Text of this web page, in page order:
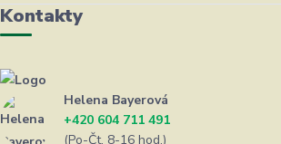
Kontakty
Helena Bayerová
+420 604 711 491
(Po-Čt, 8-16 hod.)